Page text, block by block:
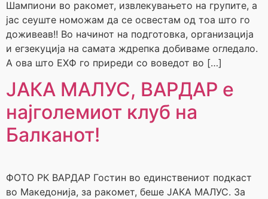
Шампиони во ракомет, извлекувањето на групите, а
јас сеуште номожам да се освестам од тоа што го
доживеав!! Во начинот на подготовка, организација
и егзекуција на самата ждрепка добиваме огледало.
А ова што ЕХФ го приреди со воведот во […]
ЈАКА МАЛУС, ВАРДАР е
најголемиот клуб на
Балканот!
ФОТО РК ВАРДАР Гостин во единствениот подкаст
во Македонија, за ракомет, беше ЈАКА МАЛУС. За